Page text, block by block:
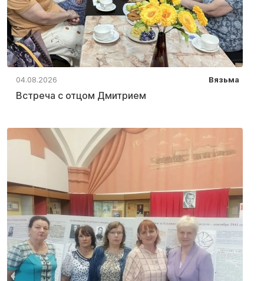
04.08.2026 Вязьма
Встреча с отцом Дмитрием